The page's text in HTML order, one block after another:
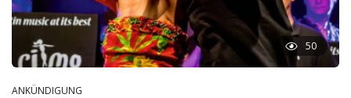
50
ANKÜNDIGUNG